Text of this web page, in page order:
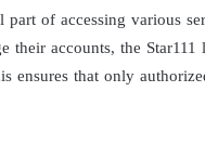
part of accessing various
their accounts, the
ensures that only